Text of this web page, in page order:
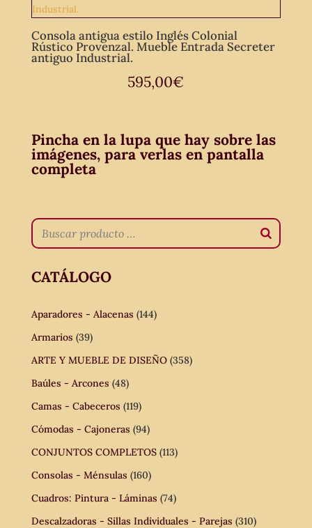
Consola antigua estilo Inglés Colonial
Rústico Provenzal. Mueble Entrada Secreter
antiguo Industrial.
595,00€
Pincha en la lupa que hay sobre las
imágenes, para verlas en pantalla
completa
CATÁLOGO
Aparadores - Alacenas (144)
Armarios (39)
ARTE Y MUEBLE DE DISEÑO (358)
Baúles - Arcones (48)
Camas - Cabeceros (119)
Cómodas - Cajoneras (94)
CONJUNTOS COMPLETOS (113)
Consolas - Ménsulas (160)
Cuadros: Pintura - Láminas (74)
Descalzadoras - Sillas Individuales - Parejas (310)